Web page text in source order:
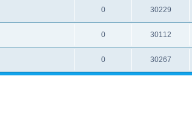
0 30229
0 30112
0 30267